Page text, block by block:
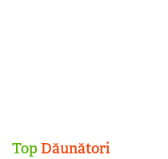
Top Dăunători